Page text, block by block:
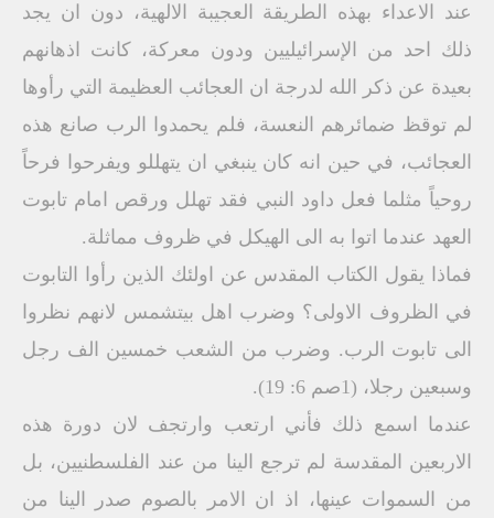
عند الاعداء بهذه الطريقة العجيبة الالهية، دون ان يجد
ذلك احد من الإسرائيليين ودون معركة، كانت اذهانهم
بعيدة عن ذكر الله لدرجة ان العجائب العظيمة التي رأوها
لم توقظ ضمائرهم النعسة، فلم يحمدوا الرب صانع هذه
العجائب، في حين انه كان ينبغي ان يتهللو ويفرحوا فرحاً
روحياً مثلما فعل داود النبي فقد تهلل ورقص امام تابوت
العهد عندما اتوا به الى الهيكل في ظروف مماثلة.
فماذا يقول الكتاب المقدس عن اولئك الذين رأوا التابوت
في الظروف الاولى؟ وضرب اهل بيتشمس لانهم نظروا
الى تابوت الرب. وضرب من الشعب خمسين الف رجل
وسبعين رجلا، (1صم 6: 19).
عندما اسمع ذلك فأني ارتعب وارتجف لان دورة هذه
الاربعين المقدسة لم ترجع الينا من عند الفلسطنيين، بل
من السموات عينها، اذ ان الامر بالصوم صدر الينا من